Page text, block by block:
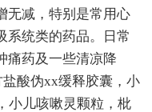
无减，特别是常用心
系统类的药品。日常
痛药及一些清凉降
酸伪xx缓释胶囊，小
小儿咳嗽灵颗粒，枇